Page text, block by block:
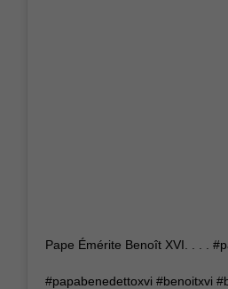
Pape Émérite Benoît XVI. . . .
#papabenedettoxvi #benoitxvi